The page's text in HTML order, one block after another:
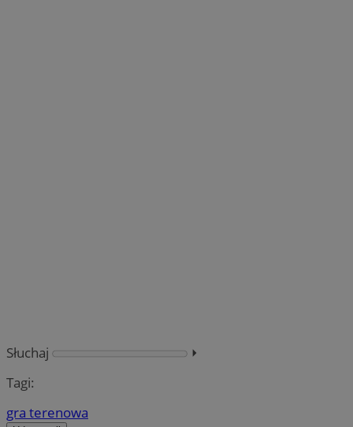
Słuchaj
⏵︎
Tagi:
gra terenowa